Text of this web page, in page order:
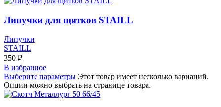
Липучки для щитков STAILL
Липучки
STAILL
350 ₽
В избранное
Выберите параметры Этот товар имеет несколько вариаций.
Опции можно выбрать на странице товара.